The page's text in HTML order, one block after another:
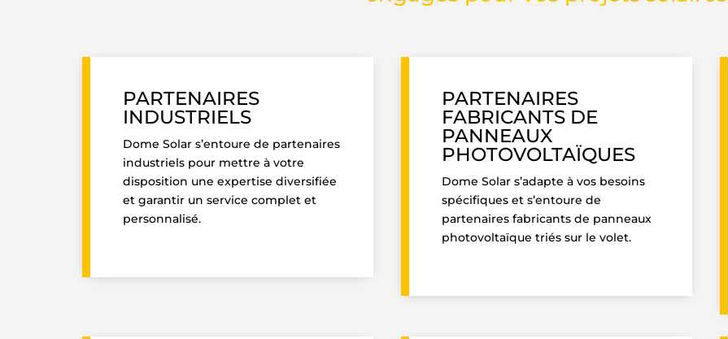
PARTENAIRES
INDUSTRIELS
Dome Solar s’entoure de partenaires
industriels pour mettre à votre
disposition une expertise diversifiée
et garantir un service complet et
personnalisé.
PARTENAIRES
FABRICANTS DE
PANNEAUX
PHOTOVOLTAÏQUES
Dome Solar s’adapte à vos besoins
spécifiques et s’entoure de
partenaires fabricants de panneaux
photovoltaïque triés sur le volet.